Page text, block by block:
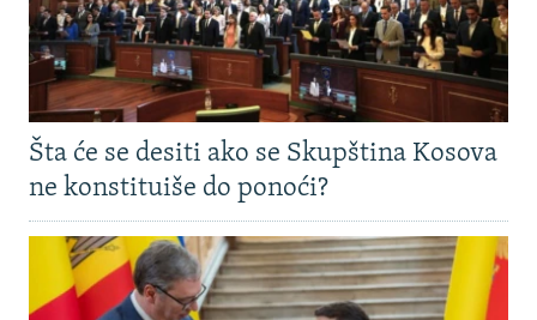
Šta će se desiti ako se Skupština Kosova
ne konstituiše do ponoći?